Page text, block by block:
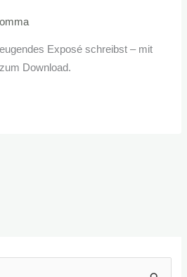
Exposé schreibst – mit
Download.